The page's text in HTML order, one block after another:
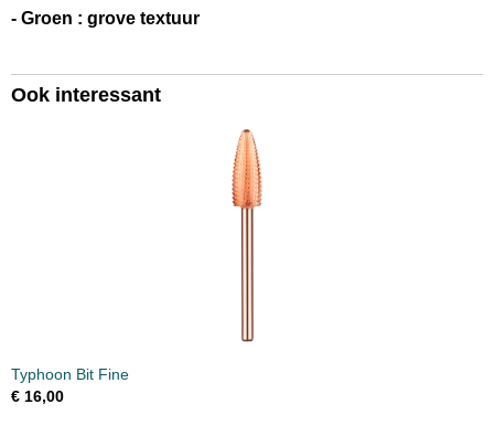
- Groen : grove textuur
Ook interessant
Typhoon Bit Fine
€ 16,00